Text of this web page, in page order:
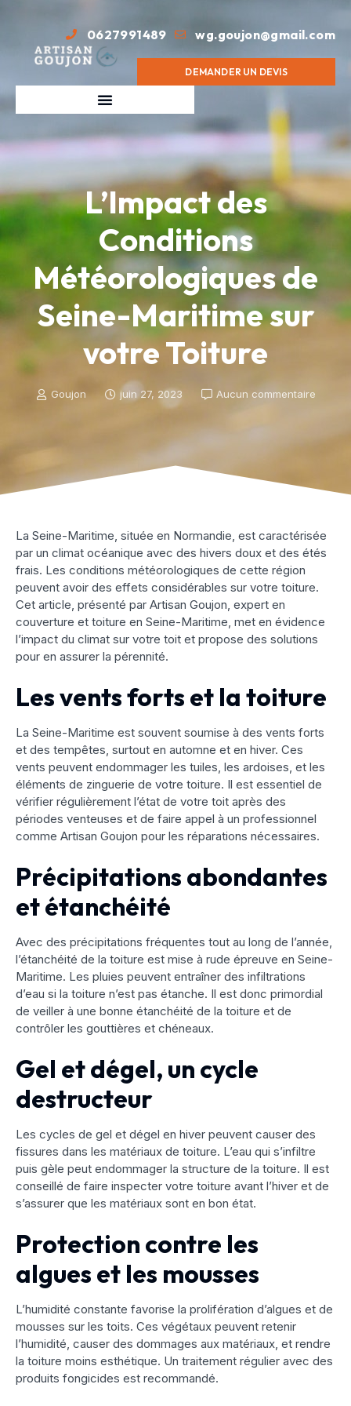
0627991489 wg.goujon@gmail.com
DEMANDER UN DEVIS
L’Impact des
Conditions
Météorologiques de
Seine-Maritime sur
votre Toiture
Goujon juin 27, 2023 Aucun commentaire
La Seine-Maritime, située en Normandie, est caractérisée
par un climat océanique avec des hivers doux et des étés
frais. Les conditions météorologiques de cette région
peuvent avoir des effets considérables sur votre toiture.
Cet article, présenté par Artisan Goujon, expert en
couverture et toiture en Seine-Maritime, met en évidence
l’impact du climat sur votre toit et propose des solutions
pour en assurer la pérennité.
Les vents forts et la toiture
La Seine-Maritime est souvent soumise à des vents forts
et des tempêtes, surtout en automne et en hiver. Ces
vents peuvent endommager les tuiles, les ardoises, et les
éléments de zinguerie de votre toiture. Il est essentiel de
vérifier régulièrement l’état de votre toit après des
périodes venteuses et de faire appel à un professionnel
comme Artisan Goujon pour les réparations nécessaires.
Précipitations abondantes
et étanchéité
Avec des précipitations fréquentes tout au long de l’année,
l’étanchéité de la toiture est mise à rude épreuve en Seine-
Maritime. Les pluies peuvent entraîner des infiltrations
d’eau si la toiture n’est pas étanche. Il est donc primordial
de veiller à une bonne étanchéité de la toiture et de
contrôler les gouttières et chéneaux.
Gel et dégel, un cycle
destructeur
Les cycles de gel et dégel en hiver peuvent causer des
fissures dans les matériaux de toiture. L’eau qui s’infiltre
puis gèle peut endommager la structure de la toiture. Il est
conseillé de faire inspecter votre toiture avant l’hiver et de
s’assurer que les matériaux sont en bon état.
Protection contre les
algues et les mousses
L’humidité constante favorise la prolifération d’algues et de
mousses sur les toits. Ces végétaux peuvent retenir
l’humidité, causer des dommages aux matériaux, et rendre
la toiture moins esthétique. Un traitement régulier avec des
produits fongicides est recommandé.